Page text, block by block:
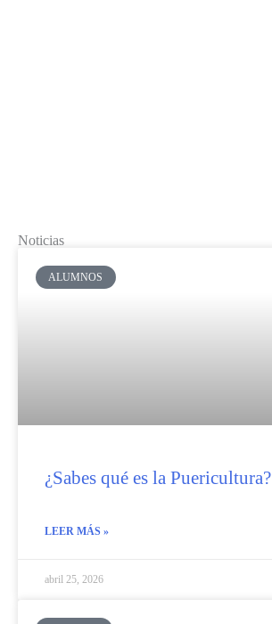
Noticias
ALUMNOS
¿Sabes qué es la Puericultura?
LEER MÁS »
abril 25, 2026